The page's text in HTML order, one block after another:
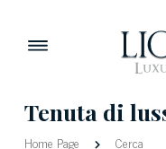
Tenuta di
Home Page Cerca